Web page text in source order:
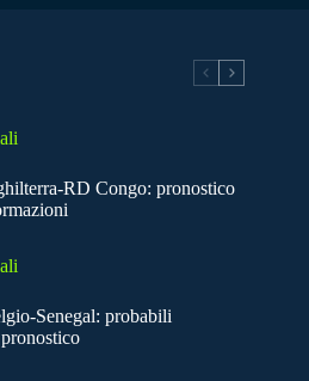
RD Congo: pronostico
Senegal: probabili